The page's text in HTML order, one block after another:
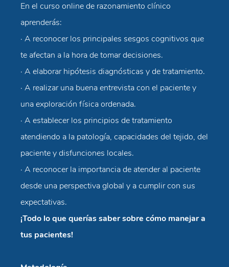
En el curso online de razonamiento clínico
aprenderás:
· A reconocer los principales sesgos cognitivos que
te afectan a la hora de tomar decisiones.
· A elaborar hipótesis diagnósticas y de tratamiento.
· A realizar una buena entrevista con el paciente y
una exploración física ordenada.
· A establecer los principios de tratamiento
atendiendo a la patología, capacidades del tejido, del
paciente y disfunciones locales.
· A reconocer la importancia de atender al paciente
desde una perspectiva global y a cumplir con sus
expectativas.
¡Todo lo que querías saber sobre cómo manejar a
tus pacientes!